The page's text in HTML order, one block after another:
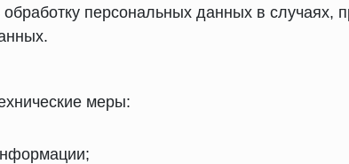
персональных данных в случаях,
меры: